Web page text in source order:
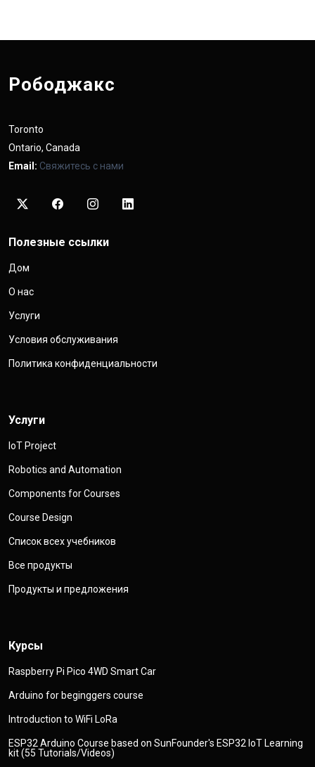
Рободжакс
Toronto
Ontario, Canada
Email: Свяжитесь с нами
Полезные ссылки
Дом
О нас
Услуги
Условия обслуживания
Политика конфиденциальности
Услуги
IoT Project
Robotics and Automation
Components for Courses
Course Design
Список всех учебников
Все продукты
Продукты и предложения
Курсы
Raspberry Pi Pico 4WD Smart Car
Arduino for beginggers course
Introduction to WiFi LoRa
ESP32 Arduino Course based on SunFounder's ESP32 IoT Learning
kit (55 Tutorials/Videos)